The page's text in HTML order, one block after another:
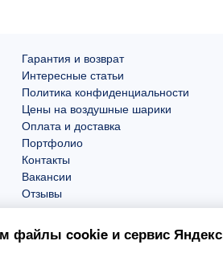
Гарантия и возврат
Интересные статьи
Политика конфиденциальности
Цены на воздушные шарики
Оплата и доставка
Портфолио
Контакты
Вакансии
Отзывы
файлы cookie и сервис